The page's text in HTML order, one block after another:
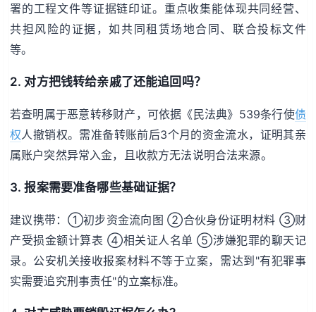
署的工程文件等证据链印证。重点收集能体现共同经营、
共担风险的证据，如共同租赁场地合同、联合投标文件
等。
2. 对方把钱转给亲戚了还能追回吗？
若查明属于恶意转移财产，可依据《民法典》539条行使债
权人撤销权。需准备转账前后3个月的资金流水，证明其亲
属账户突然异常入金，且收款方无法说明合法来源。
3. 报案需要准备哪些基础证据？
建议携带：①初步资金流向图 ②合伙身份证明材料 ③财
产受损金额计算表 ④相关证人名单 ⑤涉嫌犯罪的聊天记
录。公安机关接收报案材料不等于立案，需达到"有犯罪事
实需要追究刑事责任"的立案标准。